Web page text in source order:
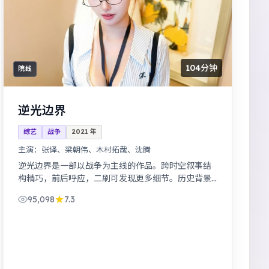
院线 104分钟
逆光边界
综艺 战争 2021 年
主演： 张译、梁朝伟、木村拓哉、沈腾
逆光边界是一部以战争为主线的作品。跨时空叙事结
构精巧，前后呼应，二刷可发现更多细节。历史背景
95,098
7.3